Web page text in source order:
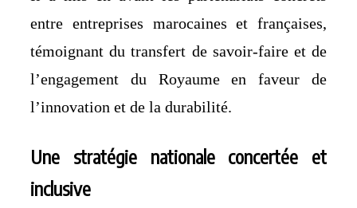
entre entreprises marocaines et françaises,
témoignant du transfert de savoir-faire et de
l’engagement du Royaume en faveur de
l’innovation et de la durabilité.
Une stratégie nationale concertée et
inclusive